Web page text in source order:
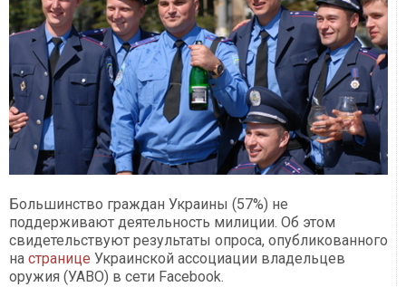
Большинство граждан Украины (57%) не
поддерживают деятельность милиции. Об этом
свидетельствуют результаты опроса, опубликованного
на странице Украинской ассоциации владельцев
оружия (УАВО) в сети Facebook.